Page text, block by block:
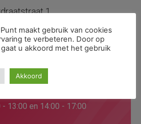
1
- 13:00 en 14:00 - 17:00
maakt gebruik van cookies
te verbeteren. Door op
u akkoord met het gebruik
Akkoord